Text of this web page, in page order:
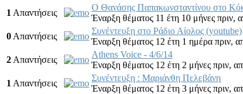
1 Απαντήσεις
Ο Θανάσης Παπακωνσταντίνου στο
Έναρξη θέματος 11 έτη 10 μήνες πριν,
0 Απαντήσεις
Συνέντευξη στο Ράδιο Αίολος (youtube)
Έναρξη θέματος 12 έτη 1 ημέρα πριν,
2 Απαντήσεις
Athens Voice - 4/6/14
Έναρξη θέματος 12 έτη 2 μήνες πριν,
1 Απαντήσεις
Συνέντευξη : Μαριάνθη Πελεβάνη
Έναρξη θέματος 12 έτη 3 μήνες πριν,